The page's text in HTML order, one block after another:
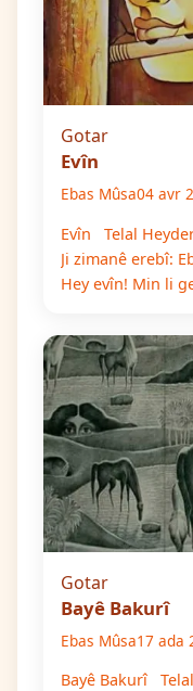
Gotar
Evîn
Ebas Mûsa04 avr
Evîn Telal
Ji zimanê erebî:
Hey evîn! Min li
Gotar
Bayê Bakurî
Ebas Mûsa17 ada
Bayê Bakurî